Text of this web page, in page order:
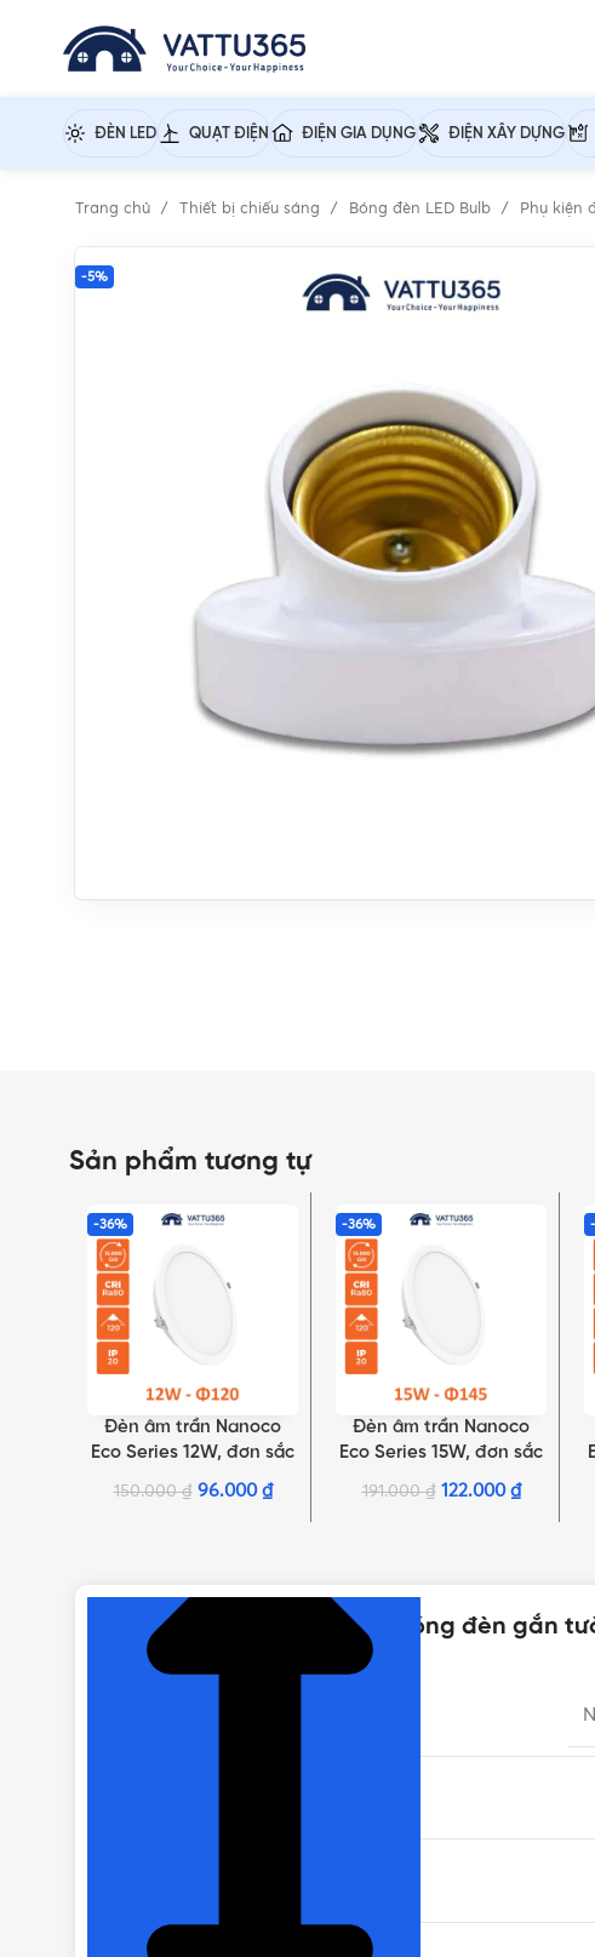
ĐÈN LED QUẠT ĐIỆN ĐIỆN GIA DỤNG ĐIỆN XÂY DỰNG
Trang chủ Thiết bị chiếu sáng Bóng đèn LED Bulb Phụ kiện
-5%
Sản phẩm tương tự
-36%
LỰA CHỌN TÙY CHỌN
Đèn âm trần Nanoco
Eco Series 12W, đơn sắc
| NED126, NED124,
NED123
150.000₫ 96.000 ₫
-36%
LỰA CHỌN TÙY CHỌN
Đèn âm trần Nanoco
Eco Series 15W, đơn sắc
| NED156, NED154,
NED153
191.000₫ 122.000 ₫
Thông số kỹ thuật của Đui bóng đèn gắn
NHẤN ĐỂ XEM TIẾP (THU GỌN)